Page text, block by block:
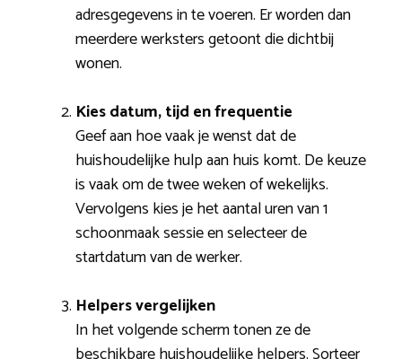
adresgegevens in te voeren. Er worden dan
meerdere werksters getoont die dichtbij
wonen.
Kies datum, tijd en frequentie
Geef aan hoe vaak je wenst dat de
huishoudelijke hulp aan huis komt. De keuze
is vaak om de twee weken of wekelijks.
Vervolgens kies je het aantal uren van 1
schoonmaak sessie en selecteer de
startdatum van de werker.
Helpers vergelijken
In het volgende scherm tonen ze de